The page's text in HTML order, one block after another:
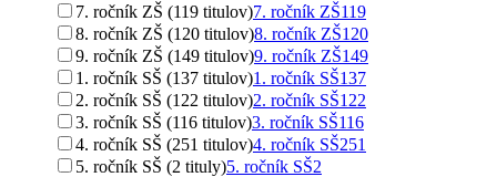
7. ročník ZŠ (119 titulov)7. ročník ZŠ119
8. ročník ZŠ (120 titulov)8. ročník ZŠ120
9. ročník ZŠ (149 titulov)9. ročník ZŠ149
1. ročník SŠ (137 titulov)1. ročník SŠ137
2. ročník SŠ (122 titulov)2. ročník SŠ122
3. ročník SŠ (116 titulov)3. ročník SŠ116
4. ročník SŠ (251 titulov)4. ročník SŠ251
5. ročník SŠ (2 tituly)5. ročník SŠ2